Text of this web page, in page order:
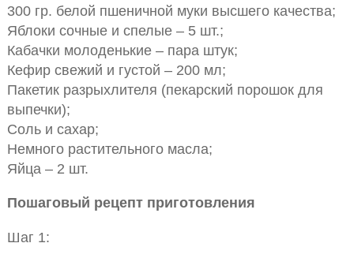
300 гр. белой пшеничной муки высшего качества;
Яблоки сочные и спелые – 5 шт.;
Кабачки молоденькие – пара штук;
Кефир свежий и густой – 200 мл;
Пакетик разрыхлителя (пекарский порошок для
выпечки);
Соль и сахар;
Немного растительного масла;
Яйца – 2 шт.
Пошаговый рецепт приготовления
Шаг 1: